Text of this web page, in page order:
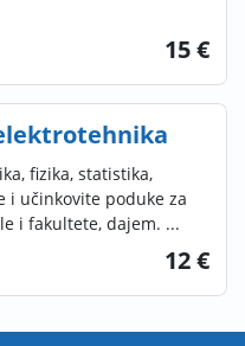
15 €
fizika, statistika,
i učinkovite poduke za
i fakultete, dajem. ...
12 €